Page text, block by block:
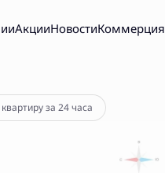
АкцииНовостиКоммерция
за 24 часа